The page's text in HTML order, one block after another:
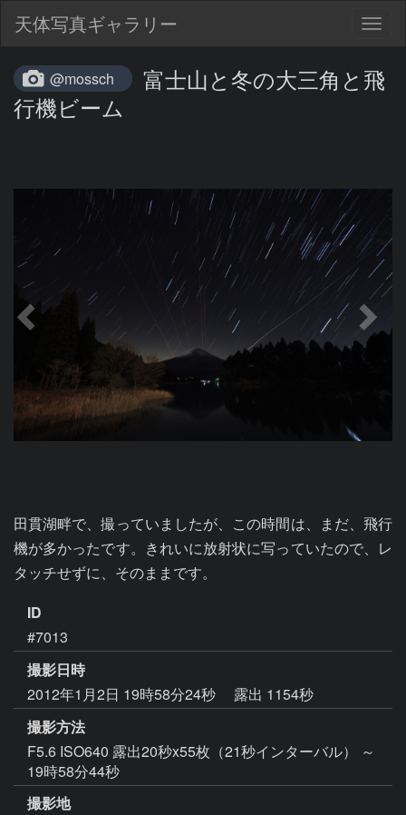
天体写真ギャラリー
@mossch
富士山と冬の大三角と飛
行機ビーム
田貫湖畔で、撮っていましたが、この時間は、まだ、飛行
機が多かったです。きれいに放射状に写っていたので、レ
タッチせずに、そのままです。
ID
#7013
撮影日時
2012年1月2日 19時58分24秒
露出 1154秒
撮影方法
F5.6 ISO640 露出20秒x55枚（21秒インターバル） ～
19時58分44秒
撮影地